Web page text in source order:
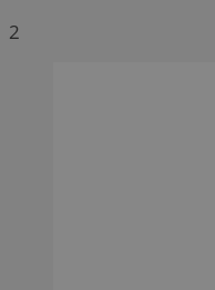
2